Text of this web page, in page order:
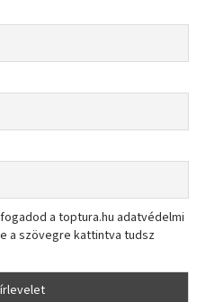
a toptura.hu adatvédelmi
a szövegre kattintva tudsz